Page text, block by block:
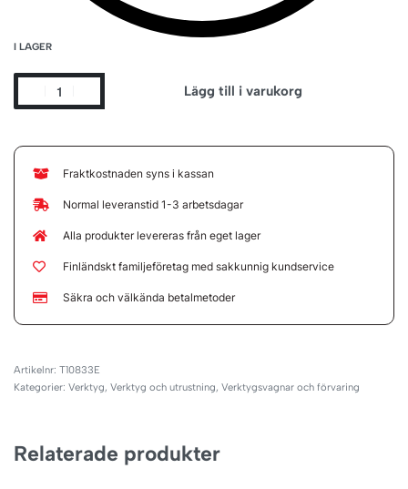
I LAGER
Lägg till i varukorg
Fraktkostnaden syns i kassan
Normal leveranstid 1-3 arbetsdagar
Alla produkter levereras från eget lager
Finländskt familjeföretag med sakkunnig kundservice
Säkra och välkända betalmetoder
T10833E
Kategorier: Verktyg, Verktyg och utrustning, Verktygsvagnar och förvaring
Relaterade produkter